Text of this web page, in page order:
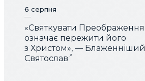
6 серпня
«Святкувати Преображення
означає пережити його
з Христом», — Блаженніший
Святослав